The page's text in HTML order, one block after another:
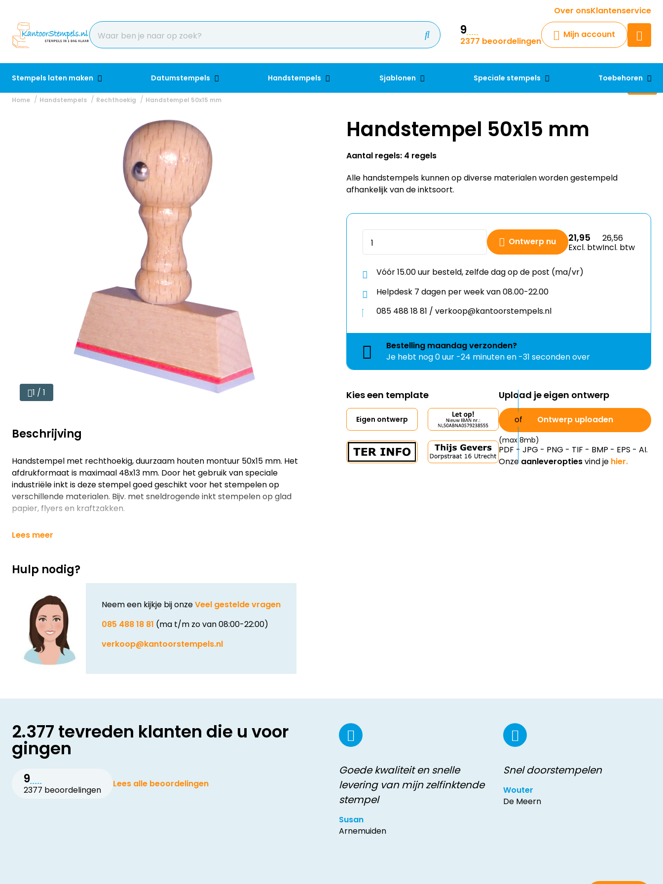
Over onsKlantenservice
9
2377 beoordelingen
Mijn account
Stempels laten maken Datumstempels Handstempels Sjablonen Speciale stempels Toebehoren
Krijg een antwoord op uw vraag
Chatbot
Chat 24/7 met onze chatbot
Contact
Home Handstempels Rechthoekig Handstempel 50x15 mm
1 / 1
Beschrijving
Handstempel met rechthoekig, duurzaam houten montuur 50x15 mm. Het
afdrukformaat is maximaal 48x13 mm. Door het gebruik van speciale
industriële inkt is deze stempel goed geschikt voor het stempelen op
verschillende materialen. Bijv. met sneldrogende inkt stempelen op glad
papier, flyers en kraftzakken.
Lees meer
Hulp nodig?
Neem een kijkje bij onzeVeel gestelde vragen
085 488 18 81 (ma t/m zo van 08:00-22:00)
verkoop@kantoorstempels.nl
Handstempel 50x15 mm
Aantal regels: 4 regels
Alle handstempels kunnen op diverse materialen worden gestempeld
afhankelijk van de inktsoort.
Ontwerp nu 21,95
Excl. btw
26,56
Incl. btw
Vóór 15.00 uur besteld, zelfde dag op de post (ma/vr)
Helpdesk 7 dagen per week van 08.00-22.00
085 488 18 81 / verkoop@kantoorstempels.nl
Bestelling maandagverzonden?
Je hebt nog0 uur -24 minuten en -32 seconden over
Kies een template
Eigen ontwerp
Upload je eigen ontwerp
Ontwerp uploaden
(max 8mb)
PDF - JPG - PNG - TIF - BMP - EPS - AI.
Onze aanleveroptiesvind je hier.
2.377 tevreden klanten die u voor
gingen
9
2377 beoordelingen
Lees alle beoordelingen
Goede kwaliteit en snelle
levering van mijn zelfinktende
stempel
Susan
Arnemuiden
Snel doorstempelen
Wouter
De Meern